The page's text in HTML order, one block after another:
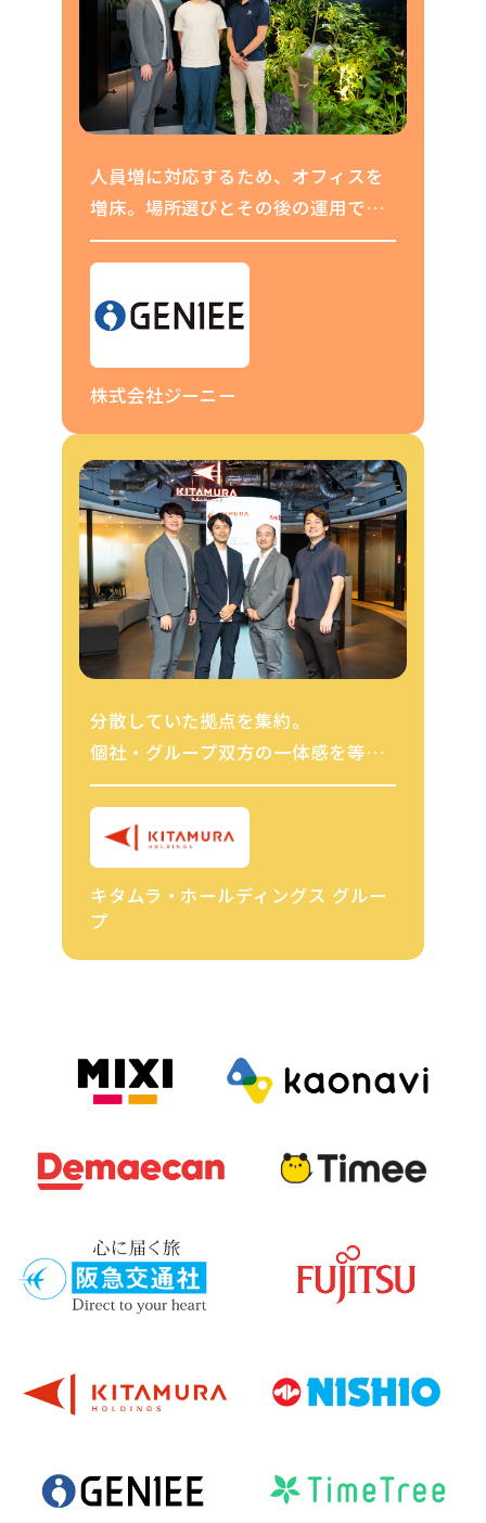
人員増に対応するため、オフィスを
増床。場所選びとその後の運用でオ
フィスが分散することによる影響を
最小に
株式会社ジーニー
分散していた拠点を集約。
個社・グループ双方の一体感を等し
く重視した物件選定・内装デザイン
キタムラ・ホールディングス グルー
プ